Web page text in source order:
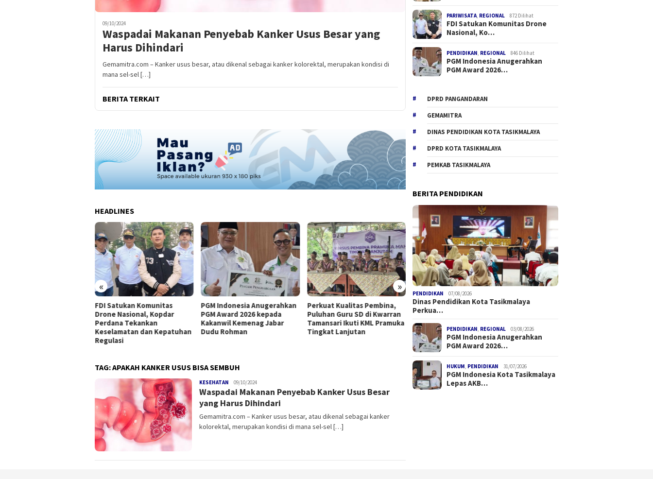
09/10/2024
Waspadai Makanan Penyebab Kanker Usus Besar yang
Harus Dihindari
Gemamitra.com – Kanker usus besar, atau dikenal sebagai kanker kolorektal, merupakan kondisi di
mana sel-sel […]
BERITA TERKAIT
HEADLINES
« »
FDI Satukan Komunitas
Drone Nasional, Kopdar
Perdana Tekankan
Keselamatan dan Kepatuhan
Regulasi
PGM Indonesia Anugerahkan
PGM Award 2026 kepada
Kakanwil Kemenag Jabar
Dudu Rohman
Perkuat Kualitas Pembina,
Puluhan Guru SD di Kwarran
Tamansari Ikuti KML Pramuka
Tingkat Lanjutan
PGM Indonesia Kota
Tasikmalaya Lepas AKBP Andi
Purwanto, Sahabat Guru
Madrasah yang Menginspirasi
Dinas Pendidikan Kota
Tuntaskan Anak Tidak
Sekolah
TAG:APAKAH KANKER USUS BISA SEMBUH
KESEHATAN gemamitra
09/10/2024
Waspadai Makanan Penyebab Kanker Usus Besar
yang Harus Dihindari
Gemamitra.com – Kanker usus besar, atau dikenal sebagai kanker
kolorektal, merupakan kondisi di mana sel-sel […]
PARIWISATA REGIONAL 872 Dilihat
FDI Satukan Komunitas Drone
Nasional, Ko…
PENDIDIKAN REGIONAL 846 Dilihat
PGM Indonesia Anugerahkan
PGM Award 2026…
DPRD PANGANDARAN
GEMAMITRA
DINAS PENDIDIKAN KOTA TASIKMALAYA
DPRD KOTA TASIKMALAYA
PEMKAB TASIKMALAYA
BERITA PENDIDIKAN
PENDIDIKAN 07/08/2026
Dinas Pendidikan Kota Tasikmalaya
Perkua…
PENDIDIKAN, REGIONAL 03/08/2026
PGM Indonesia Anugerahkan
PGM Award 2026…
HUKUM, PENDIDIKAN 31/07/2026
PGM Indonesia Kota Tasikmalaya
Lepas AKB…